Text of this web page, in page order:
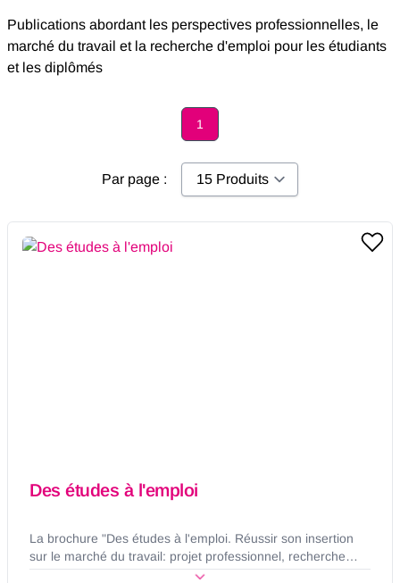
Publications abordant les perspectives professionnelles, le
marché du travail et la recherche d'emploi pour les étudiants
et les diplômés
Page
1
Par page :
Des études à l'emploi
La brochure "Des études à l'emploi. Réussir son insertion
sur le marché du travail: projet professionnel, recherche
d'emploi, carrière" propose différents outils et informations